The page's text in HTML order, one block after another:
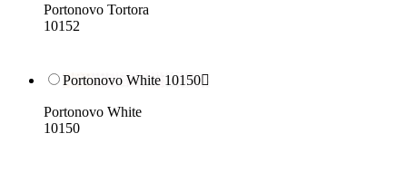
Portonovo Tortora
10152
Portonovo White 10150
Portonovo White
10150